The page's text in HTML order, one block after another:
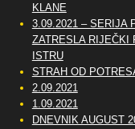
KLANE
3.09.2021 – SERIJA
ZATRESLA RIJEČKI
ISTRU
STRAH OD
2.09.2021
1.09.2021
DNEVNIK AUGUST